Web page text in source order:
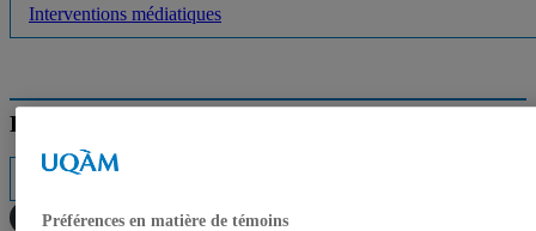
Interventions médiatiques
Répertoire des professeurs
Préférences en matière de témoins